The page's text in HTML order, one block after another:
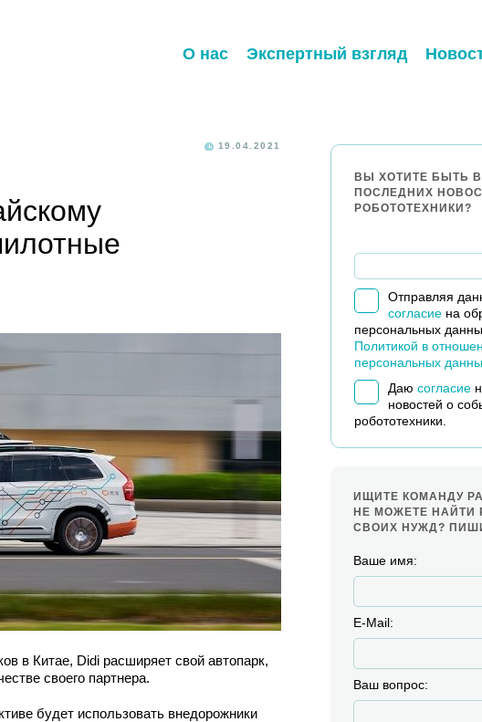
О нас Экспертный взгляд
19.04.2021
в Китае, Didi расширяет свой автопарк,
своего партнера.
будет использовать внедорожники
ВЫ ХОТИТЕ БЫТЬ В
ПОСЛЕДНИХ
РОБОТОТЕХНИКИ?
Отправляя
согласиена
персональных
Политикой в
персональных
Даю согласие
новостей о
робототехники.
ИЩИТЕ КОМАНДУ
НЕ МОЖЕТЕ НАЙТИ
СВОИХ НУЖД?
Ваше имя:
E-Mail:
Ваш вопрос: